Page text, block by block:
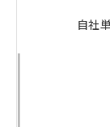
自社